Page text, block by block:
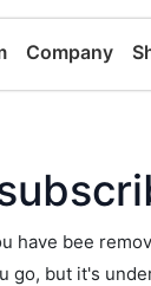
Company
have bee
go, but it's